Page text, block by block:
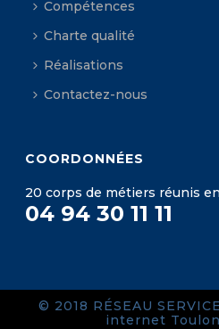
Compétences
Charte qualité
Réalisations
Contactez-nous
COORDONNÉES
20 corps de métiers réunis
04 94 30 11 11
© 2018 RÉSEAU
internet Toulon